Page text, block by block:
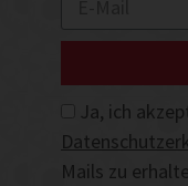
Ja, ich
Mails zu